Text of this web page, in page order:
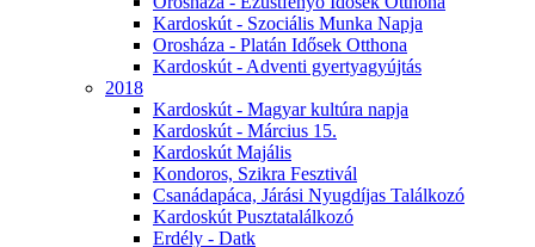
Kardoskút - Szociális Munka Napja
Orosháza - Platán Idősek Otthona
Kardoskút - Adventi gyertyagyújtás
2018
Kardoskút - Magyar kultúra napja
Kardoskút - Március 15.
Kardoskút Majális
Kondoros, Szikra Fesztivál
Csanádapáca, Járási Nyugdíjas Találkozó
Kardoskút Pusztatalálkozó
Erdély - Datk